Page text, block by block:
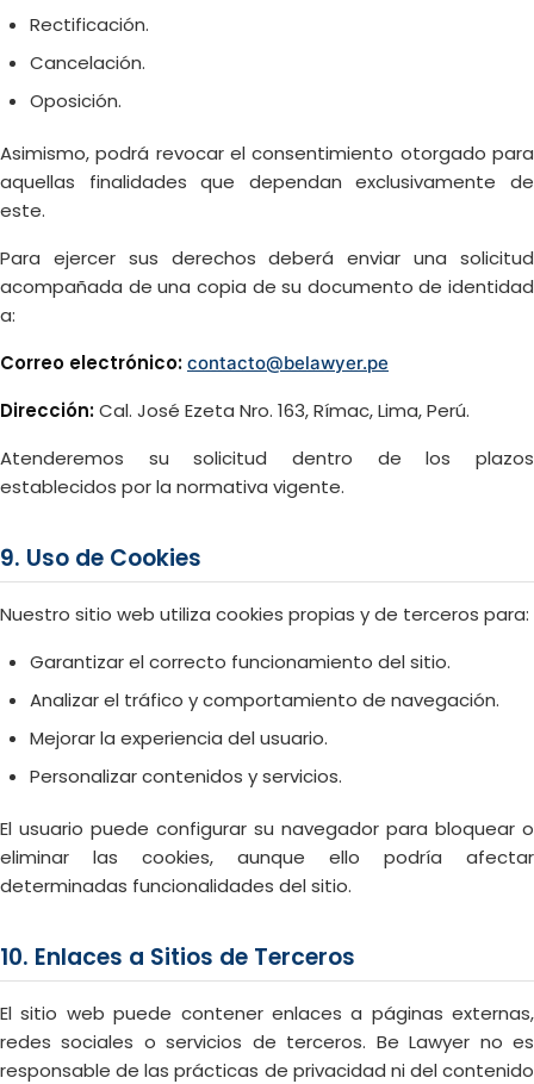
Rectificación.
Cancelación.
Oposición.
Asimismo, podrá revocar el consentimiento otorgado para
aquellas finalidades que dependan exclusivamente de
este.
Para ejercer sus derechos deberá enviar una solicitud
acompañada de una copia de su documento de identidad
a:
Correo electrónico: contacto@belawyer.pe
Dirección:Cal. José Ezeta Nro. 163, Rímac, Lima, Perú.
Atenderemos su solicitud dentro de los plazos
establecidos por la normativa vigente.
9. Uso de Cookies
Nuestro sitio web utiliza cookies propias y de terceros para:
Garantizar el correcto funcionamiento del sitio.
Analizar el tráfico y comportamiento de navegación.
Mejorar la experiencia del usuario.
Personalizar contenidos y servicios.
El usuario puede configurar su navegador para bloquear o
eliminar las cookies, aunque ello podría afectar
determinadas funcionalidades del sitio.
10. Enlaces a Sitios de Terceros
El sitio web puede contener enlaces a páginas externas,
redes sociales o servicios de terceros. Be Lawyer no es
responsable de las prácticas de privacidad ni del contenido